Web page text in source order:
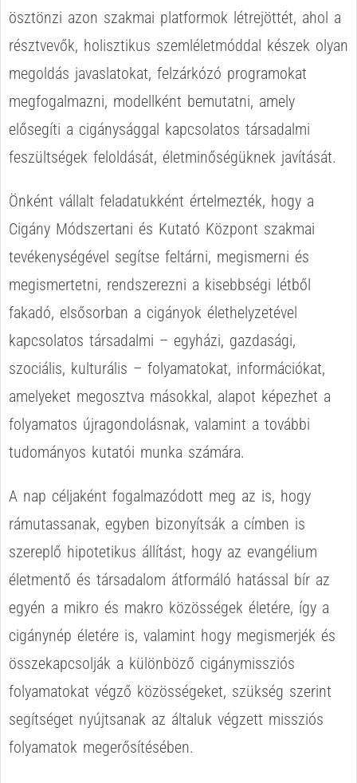
ösztönzi azon szakmai platformok létrejöttét, ahol a
résztvevők, holisztikus szemléletmóddal készek olyan
megoldás javaslatokat, felzárkózó programokat
megfogalmazni, modellként bemutatni, amely
elősegíti a cigánysággal kapcsolatos társadalmi
feszültségek feloldását, életminőségüknek javítását.
Önként vállalt feladatukként értelmezték, hogy a
Cigány Módszertani és Kutató Központ szakmai
tevékenységével segítse feltárni, megismerni és
megismertetni, rendszerezni a kisebbségi létből
fakadó, elsősorban a cigányok élethelyzetével
kapcsolatos társadalmi – egyházi, gazdasági,
szociális, kulturális – folyamatokat, információkat,
amelyeket megosztva másokkal, alapot képezhet a
folyamatos újragondolásnak, valamint a további
tudományos kutatói munka számára.
A nap céljaként fogalmazódott meg az is, hogy
rámutassanak, egyben bizonyítsák a címben is
szereplő hipotetikus állítást, hogy az evangélium
életmentő és társadalom átformáló hatással bír az
egyén a mikro és makro közösségek életére, így a
cigánynép életére is, valamint hogy megismerjék és
összekapcsolják a különböző cigánymissziós
folyamatokat végző közösségeket, szükség szerint
segítséget nyújtsanak az általuk végzett missziós
folyamatok megerősítésében.